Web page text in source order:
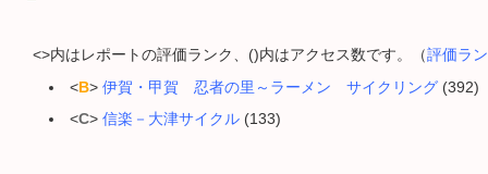
<>内はレポートの評価ランク、()内はアクセス数です。（評価ラ
<B> 伊賀・甲賀 忍者の里～ラーメン サイクリング (392)
<C> 信楽－大津サイクル (133)